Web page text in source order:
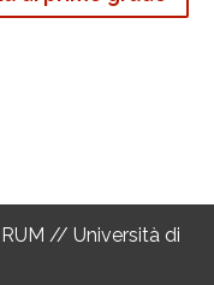
// Università di